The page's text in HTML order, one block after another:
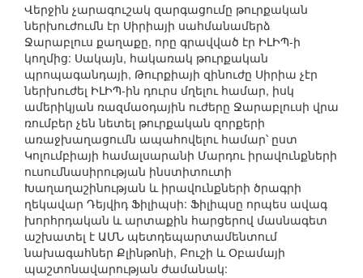
Վերջին չարագուշակ զարգացումը թուրքական
ներխուժումն էր Սիրիայի սահմանամերձ
Ջարաբլուս քաղաքը, որը գրավված էր ԻԼԻՊ-ի
կողմից: Սակայն, հակառակ թուրքական
պրոպագանդայի, Թուրքիայի զինուժը Սիրիա չէր
ներխուժել ԻԼԻՊ-ին դուրս մղելու համար, իսկ
ամերիկյան ռազմաօդային ուժերը Ջարաբլուսի վրա
ռումբեր չեն նետել թուրքական զորքերի
առաջխաղացումն ապահովելու համար՝ ըստ
Կոլումբիայի համալսարանի Մարդու իրավունքների
ուսումնասիրության ինստիտուտի
Խաղաղաշինության և իրավունքների ծրագրի
ղեկավար Դեյվիդ Ֆիլիպսի: Ֆիլիպսը որպես ավագ
խորհրդական և արտաքին հարցերով մասնագետ
աշխատել է ԱՄՆ պետդեպարտամենտում
նախագահներ Քլինթոնի, Բուշի և Օբամայի
պաշտոնավարության ժամանակ: